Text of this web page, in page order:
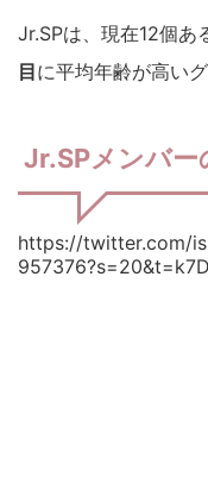
Jr.SPは、現在12個あ
目に平均年齢が高い
Jr.SPメンバー
https://twitter.com/